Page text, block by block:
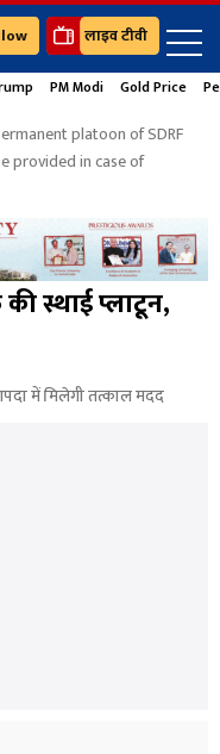
लाइव टीवी
PM Modi Gold Price
platoon of SDRF
provided in case of
स्थाई प्लाटून,
में मिलेगी तत्काल मदद